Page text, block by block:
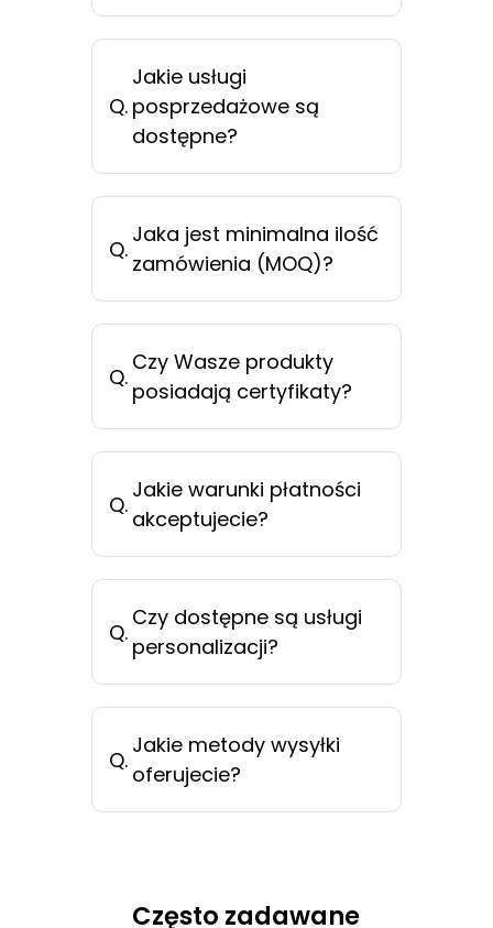
Q.
Jakie usługi
posprzedażowe są
dostępne?
Q.
Jaka jest minimalna ilość
zamówienia (MOQ)?
Q.
Czy Wasze produkty
posiadają certyfikaty?
Q.
Jakie warunki płatności
akceptujecie?
Q.
Czy dostępne są usługi
personalizacji?
Q.
Jakie metody wysyłki
oferujecie?
Często zadawane